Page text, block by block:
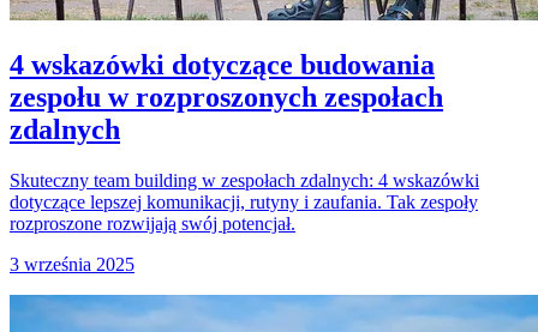
4 wskazówki dotyczące budowania
zespołu w rozproszonych zespołach
zdalnych
Skuteczny team building w zespołach zdalnych: 4 wskazówki
dotyczące lepszej komunikacji, rutyny i zaufania. Tak zespoły
rozproszone rozwijają swój potencjał.
3 września 2025